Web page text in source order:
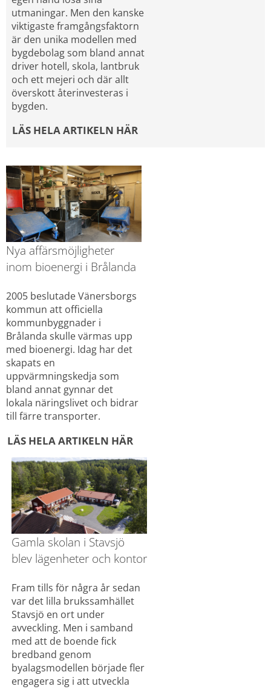
utmaningar. Men den kanske
viktigaste framgångsfaktorn
är den unika modellen med
bygdebolag som bland annat
driver hotell, skola, lantbruk
och ett mejeri och där allt
överskott återinvesteras i
bygden.
LÄS HELA ARTIKELN HÄR
Nya affärsmöjligheter
inom bioenergi i Brålanda
2005 beslutade Vänersborgs
kommun att officiella
kommunbyggnader i
Brålanda skulle värmas upp
med bioenergi. Idag har det
skapats en
uppvärmningskedja som
bland annat gynnar det
lokala näringslivet och bidrar
till färre transporter.
LÄS HELA ARTIKELN HÄR
Gamla skolan i Stavsjö
blev lägenheter och kontor
Fram tills för några år sedan
var det lilla brukssamhället
Stavsjö en ort under
avveckling. Men i samband
med att de boende fick
bredband genom
byalagsmodellen började fler
engagera sig i att utveckla